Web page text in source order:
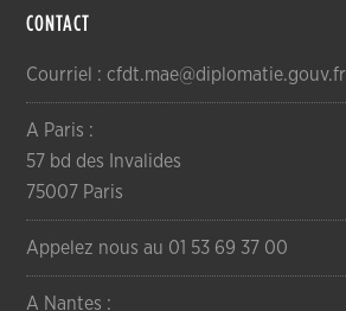
CONTACT
Courriel : cfdt.mae@diplomatie.gouv.fr
A Paris :
57 bd des Invalides
75007 Paris
Appelez nous au 01 53 69 37 00
A Nantes :